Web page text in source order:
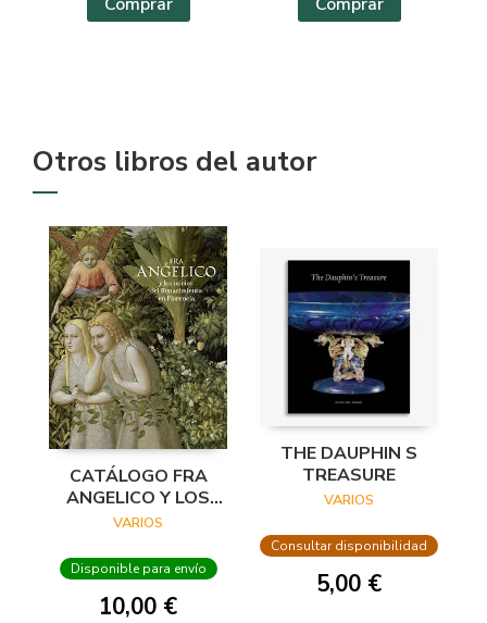
Otros libros del autor
CATÁLOGO FRA
ANGELICO Y LOS
INICIOS DEL
FLORENCIA
VARIOS
Disponible para envío
10,00 €
THE DAUPHIN S
TREASURE
VARIOS
Consultar disponibilidad
5,00 €